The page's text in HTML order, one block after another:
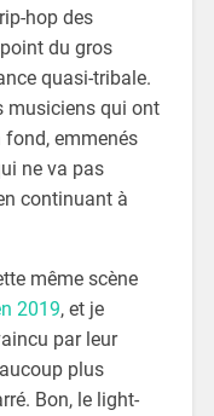
hop des
du gros
quasi-tribale.
musiciens qui ont
emmenés
ne va pas
continuant à
même scène
2019, et je
par leur
plus
Bon, le light-